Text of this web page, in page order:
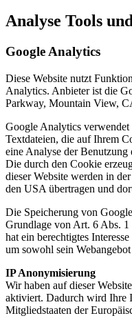
Analyse Tools
Google Analytics
Diese Website nutzt
Analytics. Anbieter ist die
Parkway, Mountain View,
Google Analytics
Textdateien, die auf Ihrem
eine Analyse der Benutzung
Die durch den Cookie
dieser Website werden in
den USA übertragen und
Die Speicherung von
Grundlage von Art. 6 Abs.
hat ein berechtigtes
um sowohl sein
IP Anonymisierung
Wir haben auf dieser
aktiviert. Dadurch wird Ihre
Mitgliedstaaten der